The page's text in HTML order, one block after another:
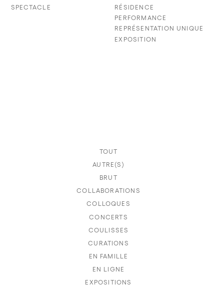
SPECTACLE
RÉSIDENCE
PERFORMANCE
REPRÉSENTATION UNIQUE
EXPOSITION
TOUT
AUTRE(S)
BRUT
COLLABORATIONS
COLLOQUES
CONCERTS
COULISSES
CURATIONS
EN FAMILLE
EN LIGNE
EXPOSITIONS